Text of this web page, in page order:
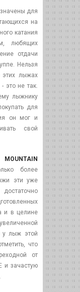
для
на
катания
любящих
отдачи
Нельзя
этих лыжах
это не так.
лыжнику
для
он мог и
свой
более
эти уже
и в целине
у лыж этой
что
от
и зачастую